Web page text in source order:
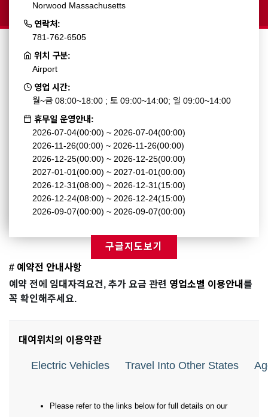
Norwood Massachusetts
연락처:
781-762-6505
위치 구분:
Airport
영업 시간:
월~금 08:00~18:00 ; 토 09:00~14:00; 일 09:00~14:00
휴무일 운영안내:
2026-07-04(00:00) ~ 2026-07-04(00:00)
2026-11-26(00:00) ~ 2026-11-26(00:00)
2026-12-25(00:00) ~ 2026-12-25(00:00)
2027-01-01(00:00) ~ 2027-01-01(00:00)
2026-12-31(08:00) ~ 2026-12-31(15:00)
2026-12-24(08:00) ~ 2026-12-24(15:00)
2026-09-07(00:00) ~ 2026-09-07(00:00)
구글지도보기
# 예약전 안내사항
예약 전에 임대자격요건, 추가 요금 관련 영업소별 이용안내 를
꼭 확인해주세요.
대여위치의 이용약관
Electric Vehicles Travel Into Other States
Please refer to the links below for full details on our